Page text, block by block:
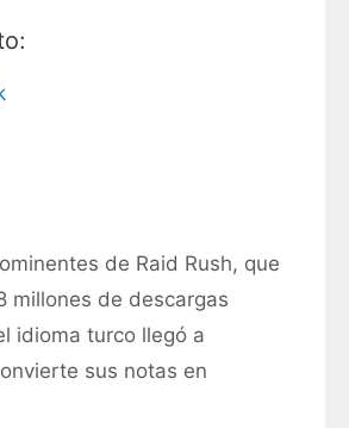
de Raid Rush, que
millones de descargas
idioma turco llegó a
sus notas en